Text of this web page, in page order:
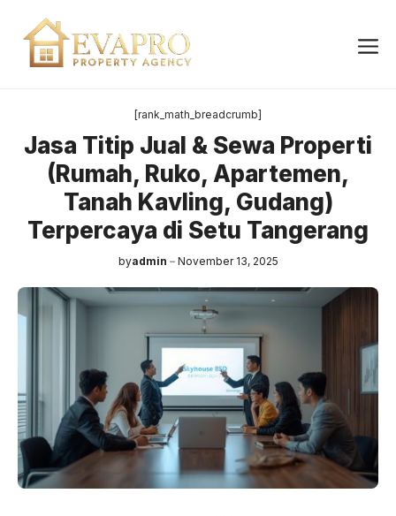
content
[rank_math_breadcrumb]
Jasa Titip Jual & Sewa Properti
(Rumah, Ruko, Apartemen,
Tanah Kavling, Gudang)
Terpercaya di Setu Tangerang
byadmin November 13, 2025